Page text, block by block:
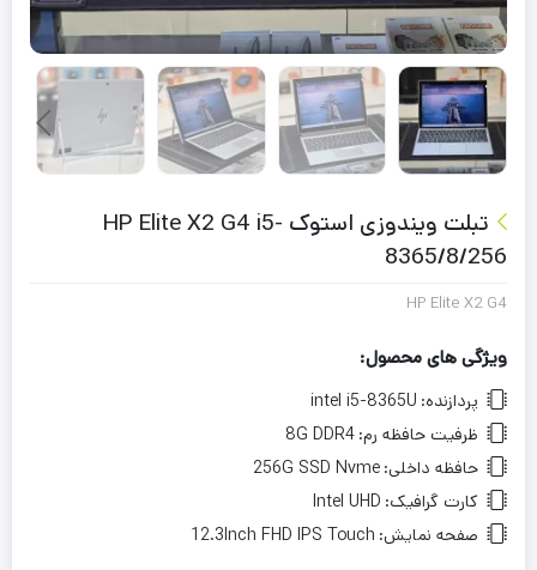
تبلت ویندوزی استوک HP Elite X2 G4 i5-
8365/8/256
HP Elite X2 G4
ویژگی های محصول:
پردازنده: intel i5-8365U
ظرفیت حافظه رم: 8G DDR4
حافظه داخلی: 256G SSD Nvme
کارت گرافیک: Intel UHD
صفحه نمایش: 12.3Inch FHD IPS Touch